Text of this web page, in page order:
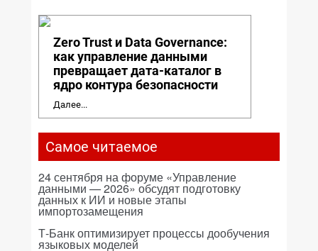
Zero Trust и Data Governance:
как управление данными
превращает дата-каталог в
ядро контура безопасности
Далее...
Самое читаемое
24 сентября на форуме «Управление
данными — 2026» обсудят подготовку
данных к ИИ и новые этапы
импортозамещения
Т-Банк оптимизирует процессы дообучения
языковых моделей